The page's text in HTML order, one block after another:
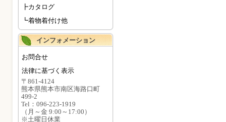
┣カタログ
┗着物着付け他
インフォメーション
お問合せ
法律に基づく表示
〒861-4124
熊本県熊本市南区海路口町
499-2
Tel：096-223-1919
（月～金 9:00～17:00）
※土曜日休業